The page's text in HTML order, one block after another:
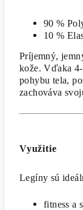
90 %
10 %
Príjemný,
kože. Vďaka
pohybu tela,
zachováva
Využitie
Legíny sú
fitness a